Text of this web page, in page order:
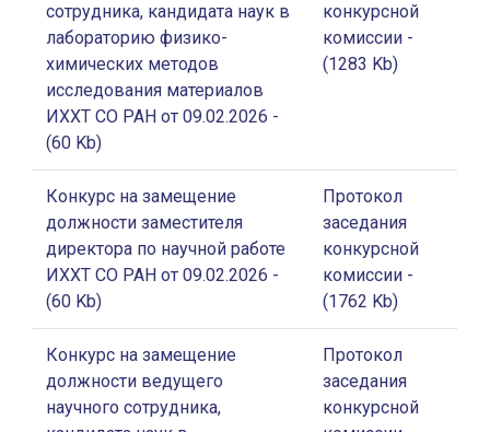
сотрудника, кандидата наук в
лабораторию физико-
химических методов
исследования материалов
ИХХТ СО РАН от 09.02.2026 -
(60 Kb)
конкурсной
комиссии -
(1283 Kb)
Конкурс на замещение
должности заместителя
директора по научной работе
ИХХТ СО РАН от 09.02.2026 -
(60 Kb)
Протокол
заседания
конкурсной
комиссии -
(1762 Kb)
Конкурс на замещение
должности ведущего
научного сотрудника,
Протокол
заседания
конкурсной